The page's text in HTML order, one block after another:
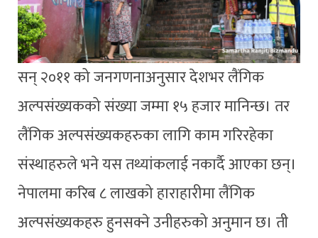
सन् २०११ को जनगणनाअनुसार देशभर लैंगिक
अल्पसंख्यकको संख्या जम्मा १५ हजार मानिन्छ। तर
लैंगिक अल्पसंख्यकहरुका लागि काम गरिरहेका
संस्थाहरुले भने यस तथ्यांकलाई नकार्दै आएका छन्।
नेपालमा करिब ८ लाखको हाराहारीमा लैंगिक
अल्पसंख्यकहरु हुनसक्ने उनीहरुको अनुमान छ। ती